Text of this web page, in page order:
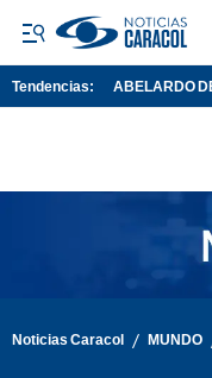
Tendencias: ABELARDO
Noticias Caracol / MUNDO